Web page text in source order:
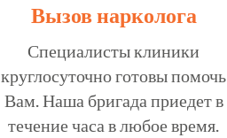
Вызов нарколога
Специалисты клиники
круглосуточно готовы помочь
Вам. Наша бригада приедет в
течение часа в любое время.